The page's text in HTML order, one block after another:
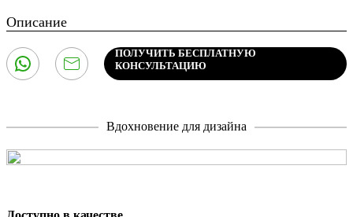
Описание
ПОЛУЧИТЬ БЕСПЛАТНУЮ
КОНСУЛЬТАЦИЮ
Вдохновение для дизайна